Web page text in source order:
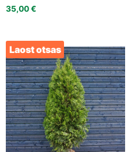
35,00€
Laost otsas